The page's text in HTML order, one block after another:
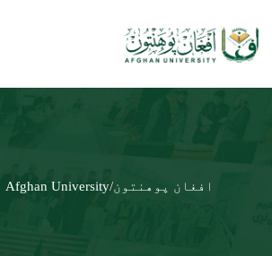
افغان پوهنتون/Afghan University